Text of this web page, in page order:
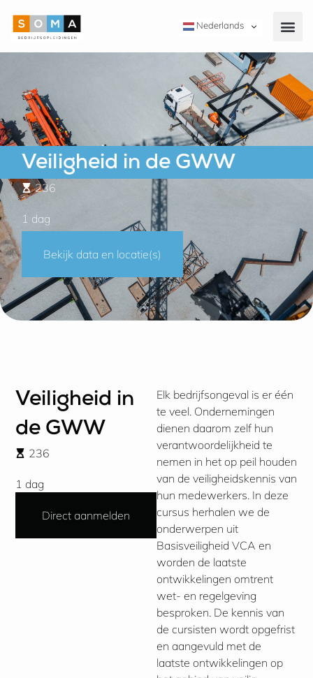
Nederlands
Veiligheid in de GWW
236
1 dag
Bekijk data en locatie(s)
Veiligheid in
de GWW
236
1 dag
Direct aanmelden
Elk bedrijfsongeval is er één
te veel. Ondernemingen
dienen daarom zelf hun
verantwoordelijkheid te
nemen in het op peil houden
van de veiligheidskennis van
hun medewerkers. In deze
cursus herhalen we de
onderwerpen uit
Basisveiligheid VCA en
worden de laatste
ontwikkelingen omtrent
wet- en regelgeving
besproken. De kennis van
de cursisten wordt opgefrist
en aangevuld met de
laatste ontwikkelingen op